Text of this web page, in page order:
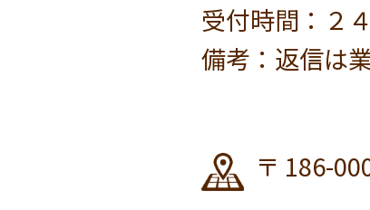
受付時間：２
備考：返信は
186-